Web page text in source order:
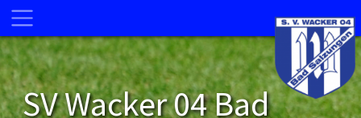
SV Wacker 04 Bad